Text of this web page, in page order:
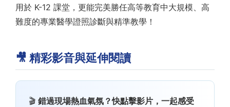
用於 K-12 課堂，更能完美勝任高等教育中大規模、高
難度的專業醫學證照診斷與精準教學！
🎥 精彩影音與延伸閱讀
🎬 錯過現場熱血氣氛？快點擊影片，一起感受